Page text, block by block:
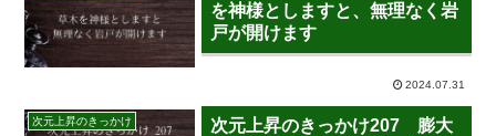
を神様としますと、無理なく岩
戸が開けます
2024.07.31
次元上昇のきっかけ
次元上昇のきっかけ207 膨大